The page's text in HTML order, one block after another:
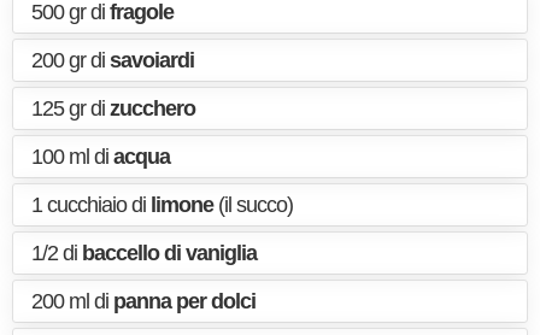
500 gr di fragole
200 gr di savoiardi
125 gr di zucchero
100 ml di acqua
1 cucchiaio di limone(il succo)
1/2 di baccello di vaniglia
200 ml di panna per dolci